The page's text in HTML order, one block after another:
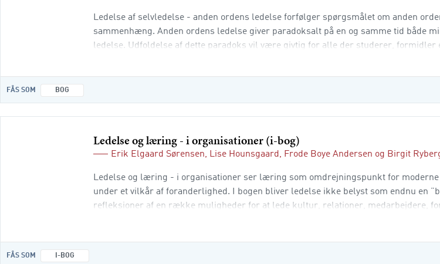
Ledelse af selvledelse - anden ordens ledelse forfølger spørgsmålet om anden
sammenhæng. Anden ordens ledelse giver paradoksalt på en og samme tid både
ledelse. Udfoldelse af dette paradoks vil være givtig for alle der studerer,
FÅS SOM BOG
Ledelse og læring - i organisationer (i-bog)
Erik Elgaard Sørensen, Lise Hounsgaard, Frode Boye Andersen og Birgit
Ledelse og læring - i organisationer ser læring som omdrejningspunkt for
under et vilkår af foranderlighed. I bogen bliver ledelse ikke belyst som endnu en
refleksioner af en række muligheder for at lede kultur, relationer, medarbejdere,
FÅS SOM I-BOG